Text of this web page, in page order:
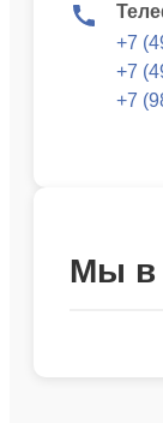
+7
+7
+7
Мы в